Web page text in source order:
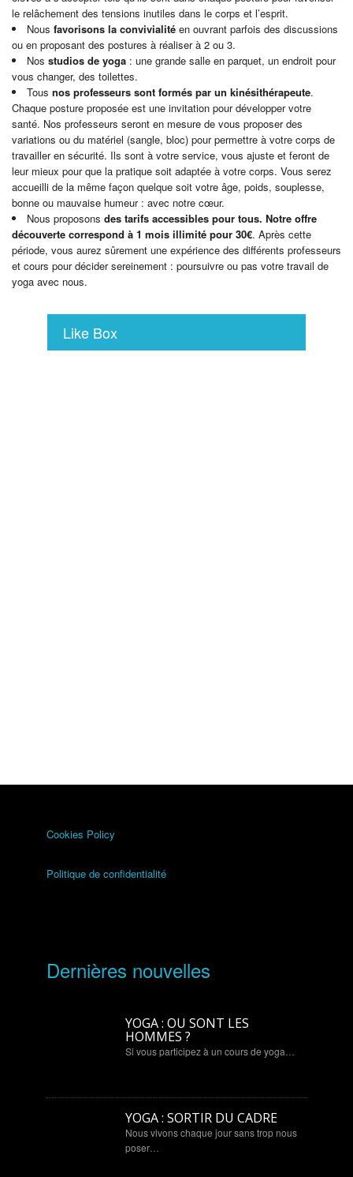
le relâchement des tensions inutiles dans le corps et l’esprit.
Nous favorisons la convivialité en ouvrant parfois des discussions
ou en proposant des postures à réaliser à 2 ou 3.
Nos studios de yoga : une grande salle en parquet, un endroit pour
vous changer, des toilettes.
Tous nos professeurs sont formés par un kinésithérapeute.
Chaque posture proposée est une invitation pour développer votre
santé. Nos professeurs seront en mesure de vous proposer des
variations ou du matériel (sangle, bloc) pour permettre à votre corps de
travailler en sécurité. Ils sont à votre service, vous ajuste et feront de
leur mieux pour que la pratique soit adaptée à votre corps. Vous serez
accueilli de la même façon quelque soit votre âge, poids, souplesse,
bonne ou mauvaise humeur : avec notre cœur.
Nous proposons des tarifs accessibles pour tous. Notre offre
découverte correspond à 1 mois illimité pour 30€. Après cette
période, vous aurez sûrement une expérience des différents professeurs
et cours pour décider sereinement : poursuivre ou pas votre travail de
yoga avec nous.
Like Box
Cookies Policy
Politique de confidentialité
Dernières nouvelles
YOGA : OU SONT LES
HOMMES ?
Si vous participez à un cours de yoga…
YOGA : SORTIR DU CADRE
Nous vivons chaque jour sans trop nous
poser…